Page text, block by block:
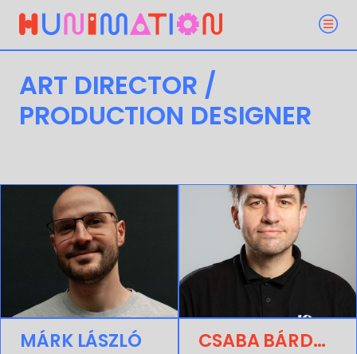
ART DIRECTOR /
PRODUCTION DESIGNER
MÁRK LÁSZLÓ CSABA BÁRDOS